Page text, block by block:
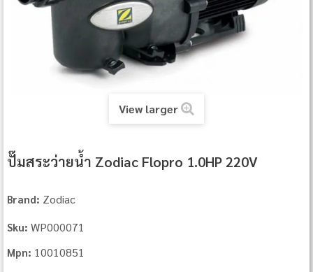
View larger
ปั๊มสระว่ายน้ำ Zodiac Flopro 1.0HP 220V
Brand: Zodiac
Sku: WP000071
Mpn: 10010851